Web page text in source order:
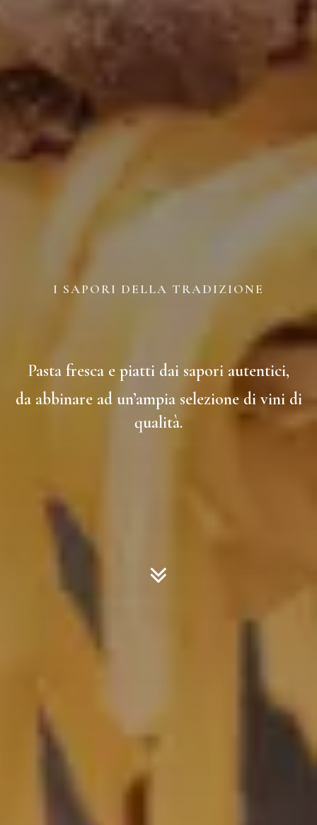
I SAPORI DELLA TRADIZIONE
Pasta fresca e piatti dai sapori autentici,
da abbinare ad un’ampia selezione di vini di
qualità.